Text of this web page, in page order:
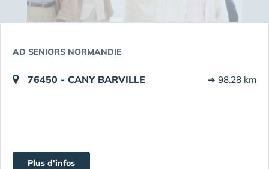
AD SENIORS NORMANDIE
76450 - CANY BARVILLE ➔ 98.28 km
Plus d'infos